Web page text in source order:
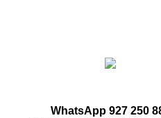
WhatsApp 927 250